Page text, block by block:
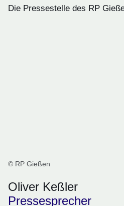
Die Pressestelle des RP
© RP Gießen
Oliver Keßler
Pressesprecher